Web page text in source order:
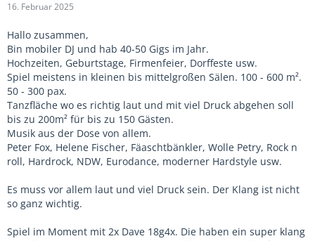
16. Februar 2025
Hallo zusammen,
Bin mobiler DJ und hab 40-50 Gigs im Jahr.
Hochzeiten, Geburtstage, Firmenfeier, Dorffeste usw.
Spiel meistens in kleinen bis mittelgroßen Sälen. 100 - 600 m².
50 - 300 pax.
Tanzfläche wo es richtig laut und mit viel Druck abgehen soll
bis zu 200m² für bis zu 150 Gästen.
Musik aus der Dose von allem.
Peter Fox, Helene Fischer, Fäaschtbänkler, Wolle Petry, Rock n
roll, Hardrock, NDW, Eurodance, moderner Hardstyle usw.
Es muss vor allem laut und viel Druck sein. Der Klang ist nicht
so ganz wichtig.
Spiel im Moment mit 2x Dave 18g4x. Die haben ein super klang